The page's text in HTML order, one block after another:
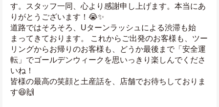
す。スタッフ一同、心より感謝申し上げます。本当にあ
りがとうございます！😭✨
道路ではそろそろ、Uターンラッシュによる渋滞も始
まってきております。 これからご出発のお客様も、ツー
リングからお帰りのお客様も、どうか最後まで「安全運
転」でゴールデンウィークを思いっきり楽しんでくださ
いね！
皆様の最高の笑顔と土産話を、店舗でお待ちしておりま
す😆🙌